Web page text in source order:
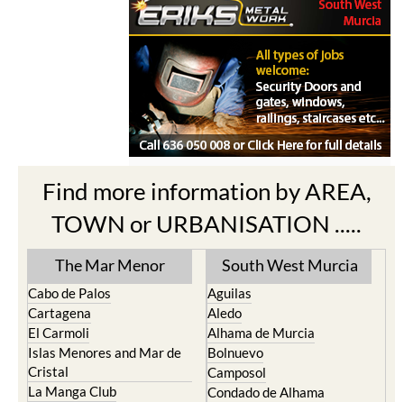
Find more information by AREA,
TOWN or URBANISATION .....
The Mar Menor
Cabo de Palos
Cartagena
El Carmoli
Islas Menores and Mar de
Cristal
La Manga Club
South West Murcia
Aguilas
Aledo
Alhama de Murcia
Bolnuevo
Camposol
Condado de Alhama